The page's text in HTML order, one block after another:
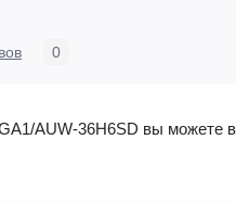
0
AUW-36H6SD вы можете